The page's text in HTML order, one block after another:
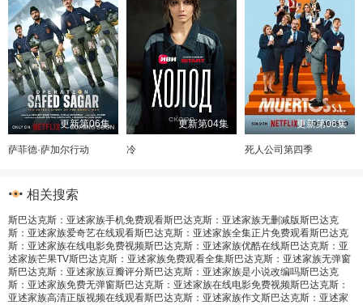
更新第06集
萨菲德·萨加尔行动
更新第04集
冷
更新第06集
死人公司第四季
相关搜索
斯巴达克斯：亚述家族手机免费观看斯巴达克斯：亚述家族无删减版斯巴达克
斯：亚述家族爱奇艺在线观看斯巴达克斯：亚述家族全集正片免费观看斯巴达克
斯：亚述家族在线电影免费视频斯巴达克斯：亚述家族优酷在线斯巴达克斯：亚
述家族芒果TV斯巴达克斯：亚述家族免费观看全集斯巴达克斯：亚述家族无弹窗
斯巴达克斯：亚述家族豆瓣评分斯巴达克斯：亚述家族是小说改编吗斯巴达克
斯：亚述家族免费无弹窗斯巴达克斯：亚述家族在线电影免费视频斯巴达克斯：
亚述家族高清正版视频在线观看斯巴达克斯：亚述家族作文斯巴达克斯：亚述家